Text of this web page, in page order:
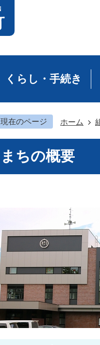
くらし・手続き
現在のページ ホーム
まちの概要